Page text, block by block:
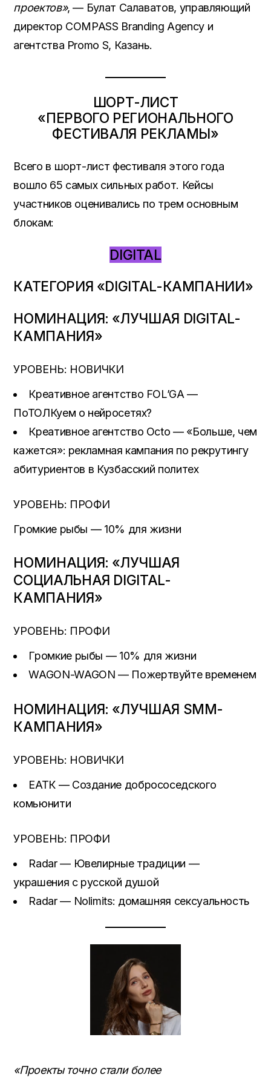
проектов», — Булат Салаватов, управляющий
директор COMPASS Branding Agency и
агентства Promo S, Казань.
ШОРТ-ЛИСТ
«ПЕРВОГО РЕГИОНАЛЬНОГО
ФЕСТИВАЛЯ РЕКЛАМЫ»
Всего в шорт-лист фестиваля этого года
вошло 65 самых сильных работ. Кейсы
участников оценивались по трем основным
блокам:
DIGITAL
КАТЕГОРИЯ «DIGITAL-КАМПАНИИ»
НОМИНАЦИЯ: «ЛУЧШАЯ DIGITAL-
КАМПАНИЯ»
УРОВЕНЬ: НОВИЧКИ
Креативное агентство FOL’GA —
ПоТОЛКуем о нейросетях?
Креативное агентство Octo — «Больше, чем
кажется»: рекламная кампания по рекрутингу
абитуриентов в Кузбасский политех
УРОВЕНЬ: ПРОФИ
Громкие рыбы — 10% для жизни
НОМИНАЦИЯ: «ЛУЧШАЯ
СОЦИАЛЬНАЯ DIGITAL-
КАМПАНИЯ»
УРОВЕНЬ: ПРОФИ
Громкие рыбы — 10% для жизни
WAGON-WAGON — Пожертвуйте временем
НОМИНАЦИЯ: «ЛУЧШАЯ SMM-
КАМПАНИЯ»
УРОВЕНЬ: НОВИЧКИ
ЕАТК — Создание добрососедского
комьюнити
УРОВЕНЬ: ПРОФИ
Radar — Ювелирные традиции —
украшения с русской душой
Radar — Nolimits: домашняя сексуальность
«Проекты точно стали более